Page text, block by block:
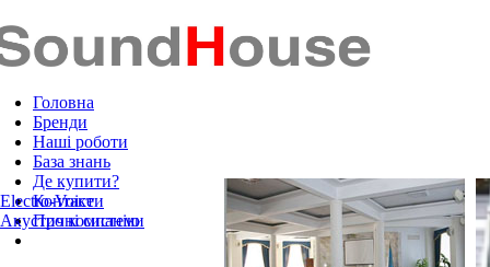
Головна
Бренди
Наші роботи
База знань
Де купити?
Контакти
Про компанію
Electro-Voice
Акустичні системи